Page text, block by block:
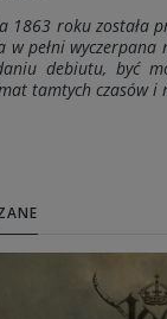
1863 roku została
w pełni
debiutu, być
tamtych czasów i